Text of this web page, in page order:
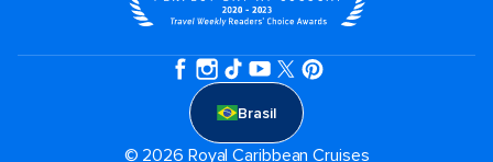
Brasil
© 2026 Royal Caribbean Cruises